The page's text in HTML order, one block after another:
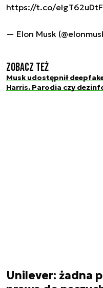
https://t.co/elgT62uDtF
— Elon Musk
Zobacz też
Musk udostępnił
Harris. Parodia czy
Unilever: żadna